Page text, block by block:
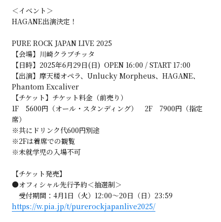
＜イベント＞
HAGANE出演決定！
PURE ROCK JAPAN LIVE 2025
【会場】川崎クラブチッタ
【日時】2025年6月29日(日) OPEN 16:00 / START 17:00
【出演】摩天楼オペラ、Unlucky Morpheus、HAGANE、
Phantom Excaliver
【チケット】チケット料金（前売り）
1F 5600円（オール・スタンディング） 2F 7900円（指定
席）
※共にドリンク代600円別途
※2Fは着席での観覧
※未就学児の入場不可
【チケット発売】
●オフィシャル先行予約＜抽選制＞
受付期間：4月1日（火）12:00〜20日（日）23:59
https://w.pia.jp/t/purerockjapanlive2025/